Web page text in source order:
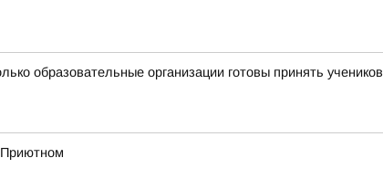
образовательные организации готовы принять учеников